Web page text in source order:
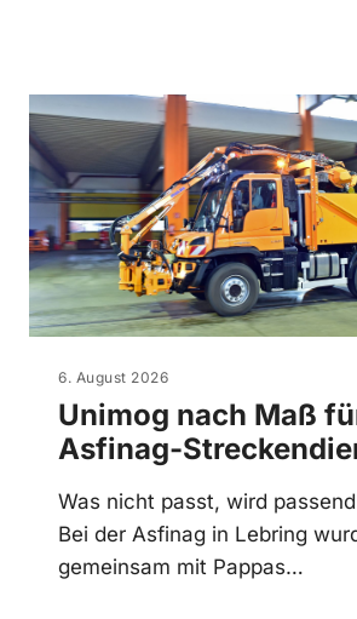
6. August 2026
Unimog nach Maß
Asfinag-
Was nicht passt, wird
Bei der Asfinag in Lebring
gemeinsam mit Pappas…